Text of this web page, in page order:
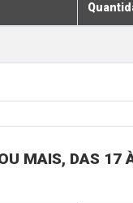
MAIS, DAS 17